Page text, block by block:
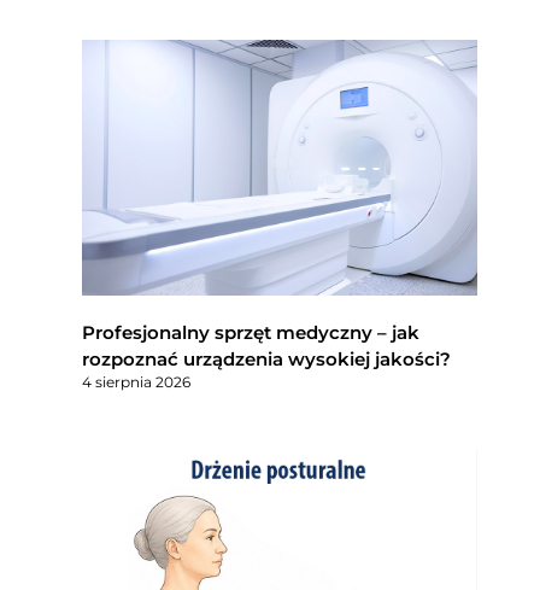
Profesjonalny sprzęt medyczny – jak
rozpoznać urządzenia wysokiej jakości?
4 sierpnia 2026